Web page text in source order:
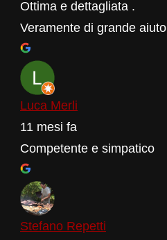
Ottima e dettagliata .
Veramente di grande aiuto
Luca Merli
11 mesi fa
Competente e simpatico
Stefano Repetti